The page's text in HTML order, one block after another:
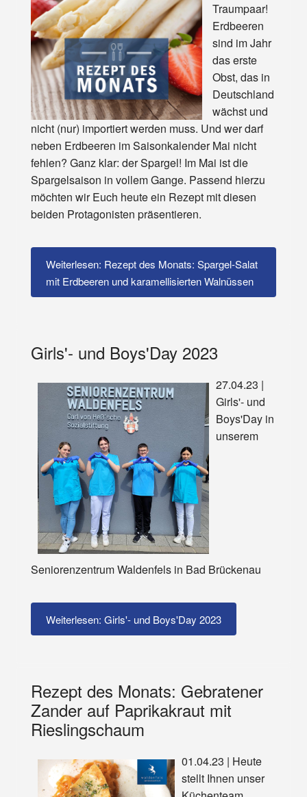
Traumpaar!
Erdbeeren
sind im Jahr
das erste
Obst, das in
Deutschland
wächst und
nicht (nur) importiert werden muss. Und wer darf
neben Erdbeeren im Saisonkalender Mai nicht
fehlen? Ganz klar: der Spargel! Im Mai ist die
Spargelsaison in vollem Gange. Passend hierzu
möchten wir Euch heute ein Rezept mit diesen
beiden Protagonisten präsentieren.
Weiterlesen: Rezept des Monats: Spargel-Salat
mit Erdbeeren und karamellisierten Walnüssen
Girls'- und Boys'Day 2023
27.04.23 |
Girls'- und
Boys'Day in
unserem
Seniorenzentrum Waldenfels in Bad Brückenau
Weiterlesen: Girls'- und Boys'Day 2023
Rezept des Monats: Gebratener
Zander auf Paprikakraut mit
Rieslingschaum
01.04.23 | Heute
stellt Ihnen unser